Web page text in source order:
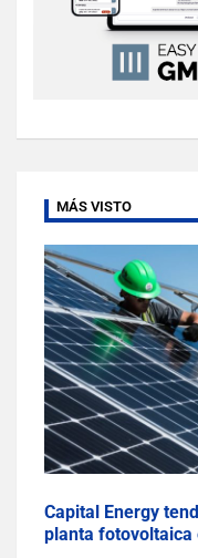
MÁS VISTO
Capital Energy
planta fotovoltaica